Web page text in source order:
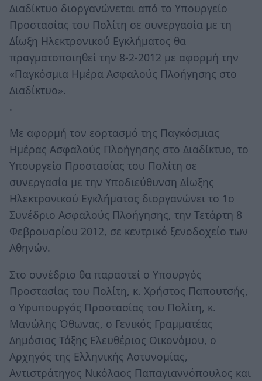
Διαδίκτυο διοργανώνεται από το Υπουργείο
Προστασίας του Πολίτη σε συνεργασία με τη
Δίωξη Ηλεκτρονικού Εγκλήματος θα
πραγματοποιηθεί την 8-2-2012 με αφορμή την
«Παγκόσμια Ημέρα Ασφαλούς Πλοήγησης στο
Διαδίκτυο».
.
Με αφορμή τον εορτασμό της Παγκόσμιας
Ημέρας Ασφαλούς Πλοήγησης στο Διαδίκτυο, το
Υπουργείο Προστασίας του Πολίτη σε
συνεργασία με την Υποδιεύθυνση Δίωξης
Ηλεκτρονικού Εγκλήματος διοργανώνει το 1ο
Συνέδριο Ασφαλούς Πλοήγησης, την Τετάρτη 8
Φεβρουαρίου 2012, σε κεντρικό ξενοδοχείο των
Αθηνών.
Στο συνέδριο θα παραστεί ο Υπουργός
Προστασίας του Πολίτη, κ. Χρήστος Παπουτσής,
ο Υφυπουργός Προστασίας του Πολίτη, κ.
Μανώλης Όθωνας, ο Γενικός Γραμματέας
Δημόσιας Τάξης Ελευθέριος Οικονόμου, ο
Αρχηγός της Ελληνικής Αστυνομίας,
Αντιστράτηγος Νικόλαος Παπαγιαννόπουλος και